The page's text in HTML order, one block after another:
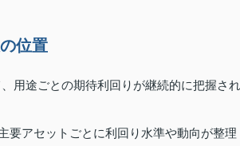
位置
用途ごとの期待利回りが継続的に把握され
要アセットごとに利回り水準や動向が整理